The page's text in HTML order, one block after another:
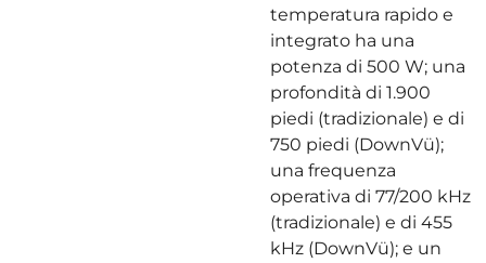
temperatura rapido e
integrato ha una
potenza di 500 W; una
profondità di 1.900
piedi (tradizionale) e di
750 piedi (DownVü);
una frequenza
operativa di 77/200 kHz
(tradizionale) e di 455
kHz (DownVü); e un